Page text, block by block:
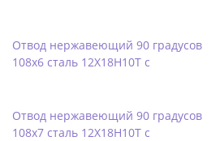
Отвод нержавеющий 90 градусов
108х6 сталь 12Х18Н10Т с
Отвод нержавеющий 90 градусов
108х7 сталь 12Х18Н10Т с